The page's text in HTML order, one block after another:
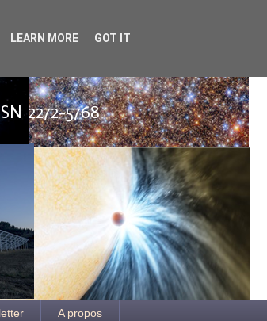
2272-5768
A propos
LEARN MORE GOT IT